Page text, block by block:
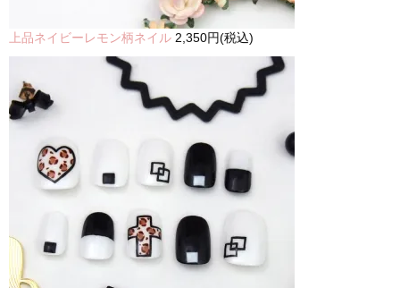
上品ネイビーレモン柄ネイル 2,350円(税込)